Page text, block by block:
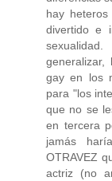
hay
divertido e
gay en los
para "los
que no se
en tercera
jamás
OTRAVEZ
actriz (no